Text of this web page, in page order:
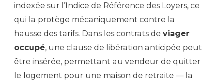
indexée sur l’Indice de Référence des Loyers, ce
qui la protège mécaniquement contre la
hausse des tarifs. Dans les contrats de viager
occupé, une clause de libération anticipée peut
être insérée, permettant au vendeur de quitter
le logement pour une maison de retraite — la